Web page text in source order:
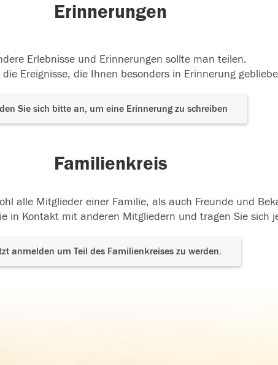
Erinnerungen
Erlebnisse und Erinnerungen sollte man teilen.
Ereignisse, die Ihnen besonders in Erinnerung
Sie sich bitte an, um eine Erinnerung zu schreiben
Familienkreis
alle Mitglieder einer Familie, als auch Freunde und
in Kontakt mit anderen Mitgliedern und tragen Sie sich
anmelden um Teil des Familienkreises zu werden.